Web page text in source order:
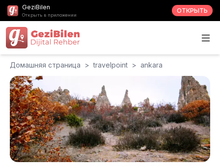
GeziBilen
Открыть в приложении
ОТКРЫТЬ
Домашняя страница > travelpoint > ankara